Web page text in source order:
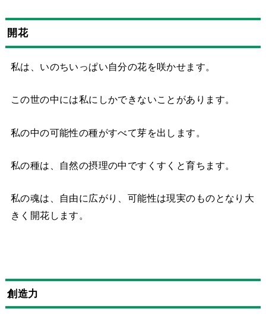
開花
私は、いのちいっぱい自分の花を咲かせます。
この世の中には私にしかできないことがあります。
私の中の可能性の種がすべて芽を出します。
私の種は、自然の摂理の中ですくすくと育ちます。
私の魂は、自由に広がり、可能性は現実のものとなり大
きく開花します。
創造力